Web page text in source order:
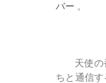
バー 。
天使の
ちと通信